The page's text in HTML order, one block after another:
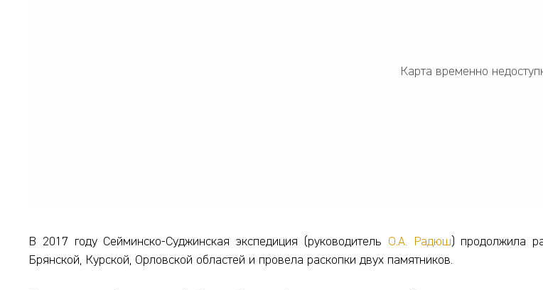
Карта временно
В 2017 году Сейминско-Суджинская экспедиция (руководитель О.А. Радюш) продолжила
Брянской, Курской, Орловской областей и провела раскопки двух памятников.